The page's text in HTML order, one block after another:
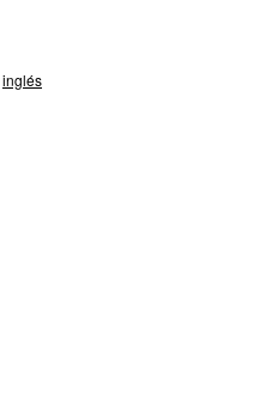
inglés